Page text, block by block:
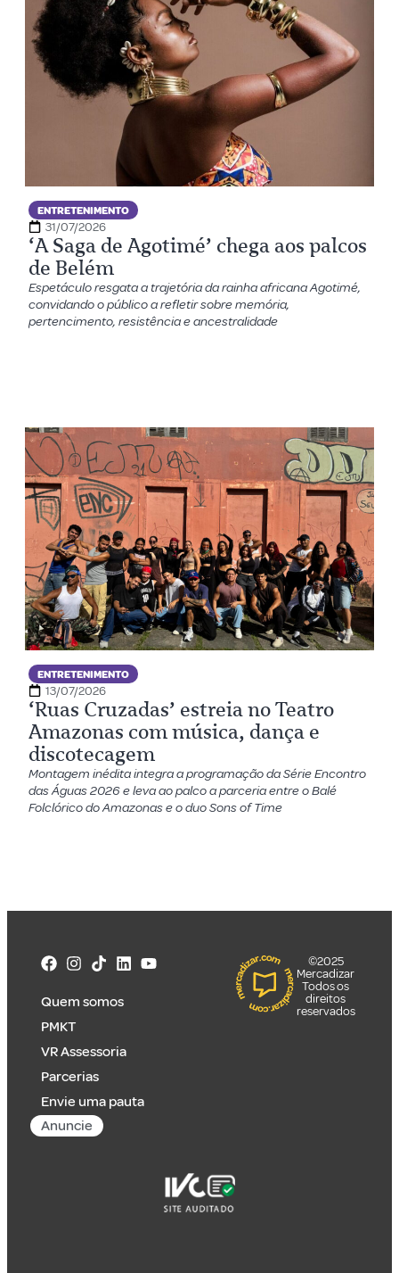
ENTRETENIMENTO
31/07/2026
‘A Saga de Agotimé’ chega aos palcos
de Belém
Espetáculo resgata a trajetória da rainha africana Agotimé,
convidando o público a refletir sobre memória,
pertencimento, resistência e ancestralidade
ENTRETENIMENTO
13/07/2026
‘Ruas Cruzadas’ estreia no Teatro
Amazonas com música, dança e
discotecagem
Montagem inédita integra a programação da Série Encontro
das Águas 2026 e leva ao palco a parceria entre o Balé
Folclórico do Amazonas e o duo Sons of Time
Quem somos
PMKT
VR Assessoria
Parcerias
Envie uma pauta
Anuncie
©2025
Mercadizar
Todos os
direitos
reservados